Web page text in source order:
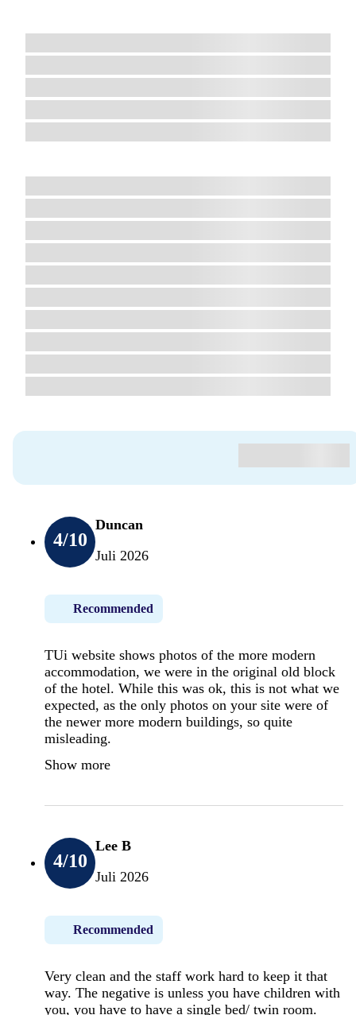
4/10
Duncan
Juli 2026
Recommended
TUi website shows photos of the more modern
accommodation, we were in the original old block
of the hotel. While this was ok, this is not what we
expected, as the only photos on your site were of
the newer more modern buildings, so quite
misleading.
Show more
4/10
Lee B
Juli 2026
Recommended
Very clean and the staff work hard to keep it that
way. The negative is unless you have children with
you, you have to have a single bed/ twin room.